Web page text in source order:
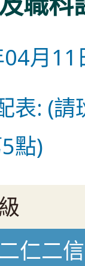
月11
表: (請
點)
仁二信